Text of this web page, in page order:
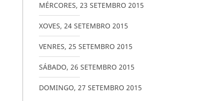
MÉRCORES, 23 SETEMBRO 2015
XOVES, 24 SETEMBRO 2015
VENRES, 25 SETEMBRO 2015
SÁBADO, 26 SETEMBRO 2015
DOMINGO, 27 SETEMBRO 2015